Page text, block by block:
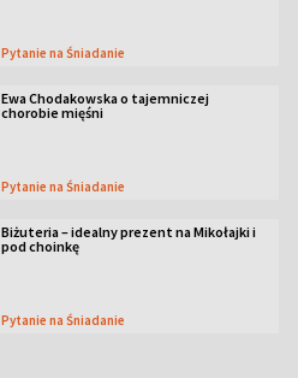
Pytanie na Śniadanie
Ewa Chodakowska o tajemniczej
chorobie mięśni
Pytanie na Śniadanie
Biżuteria – idealny prezent na Mikołajki i
pod choinkę
Pytanie na Śniadanie